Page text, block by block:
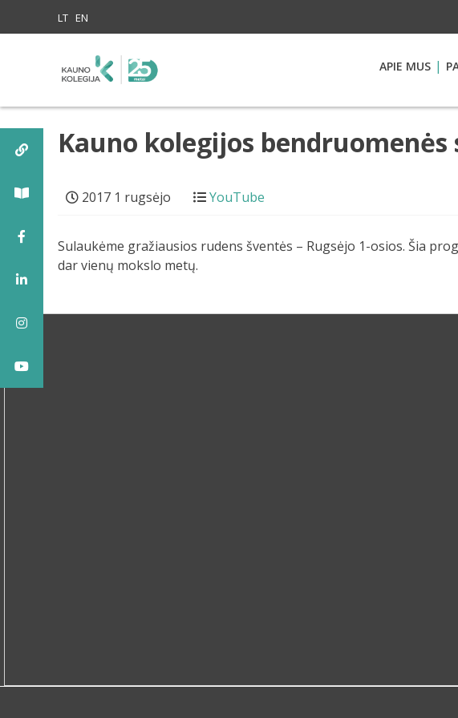
LT EN
APIE MUS
Kauno kolegijos
2017 1 rugsėjo YouTube
Sulaukėme gražiausios rudens šventės – Rugsėjo 1-osios. Šia
dar vienų mokslo metų.